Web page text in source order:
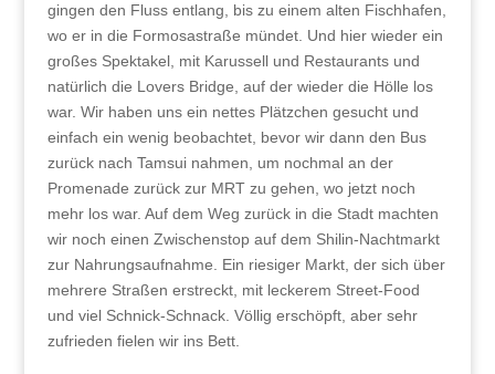
gingen den Fluss entlang, bis zu einem alten Fischhafen,
wo er in die Formosastraße mündet. Und hier wieder ein
großes Spektakel, mit Karussell und Restaurants und
natürlich die Lovers Bridge, auf der wieder die Hölle los
war. Wir haben uns ein nettes Plätzchen gesucht und
einfach ein wenig beobachtet, bevor wir dann den Bus
zurück nach Tamsui nahmen, um nochmal an der
Promenade zurück zur MRT zu gehen, wo jetzt noch
mehr los war. Auf dem Weg zurück in die Stadt machten
wir noch einen Zwischenstop auf dem Shilin-Nachtmarkt
zur Nahrungsaufnahme. Ein riesiger Markt, der sich über
mehrere Straßen erstreckt, mit leckerem Street-Food
und viel Schnick-Schnack. Völlig erschöpft, aber sehr
zufrieden fielen wir ins Bett.